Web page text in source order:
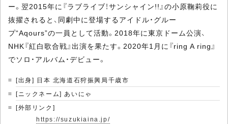
ー。翌2015年に『ラブライブ！サンシャイン!!』の小原鞠莉役に
抜擢されると、同劇中に登場するアイドル・グルー
プ“Aqours”の一員として活動。2018年に東京ドーム公演、
NHK『紅白歌合戦』出演を果たす。2020年1月に『ring A ring』
でソロ・アルバム・デビュー。
[出身] 日本 北海道石狩振興局千歳市
[ニックネーム] あいにゃ
[外部リンク]
https://suzukiaina.jp/